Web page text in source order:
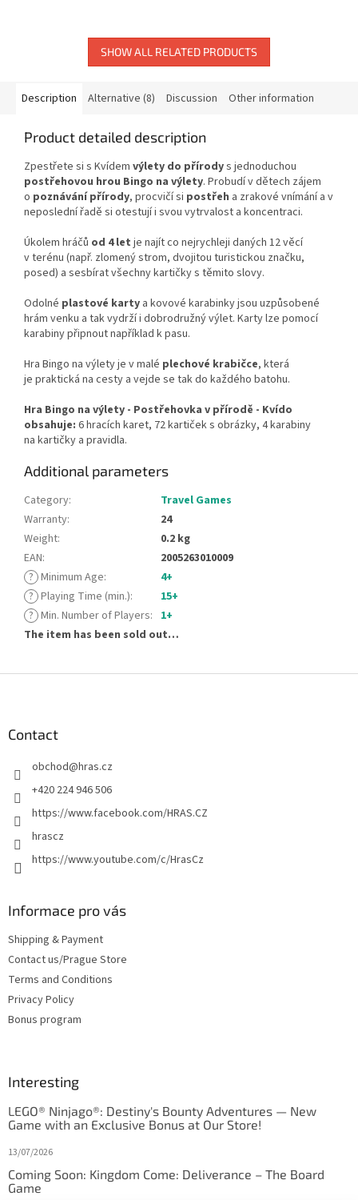
SHOW ALL RELATED PRODUCTS
Description Alternative (8) Discussion Other information
Product detailed description
Zpestřete si s Kvídem výlety do přírodys jednoduchou
postřehovou hrou Bingo na výlety. Probudí v dětech zájem
o poznávání přírody, procvičí si postřeh a zrakové vnímání a v
neposlední řadě si otestují i svou vytrvalost a koncentraci.
Úkolem hráčů od 4 let je najít co nejrychleji daných 12 věcí
v terénu (např. zlomený strom, dvojitou turistickou značku,
posed) a sesbírat všechny kartičky s těmito slovy.
Odolné plastové karty a kovové karabinky jsou uzpůsobené
hrám venku a tak vydrží i dobrodružný výlet. Karty lze pomocí
karabiny připnout například k pasu.
Hra Bingo na výlety je v malé plechové krabičce, která
je praktická na cesty a vejde se tak do každého batohu.
Hra Bingo na výlety - Postřehovka v přírodě - Kvído
obsahuje: 6 hracích karet, 72 kartiček s obrázky, 4 karabiny
na kartičky a pravidla.
Additional parameters
Category:
Travel Games
Warranty:
24
Weight:
0.2 kg
EAN:
2005263010009
? Minimum Age:
4+
? Playing Time (min.):
15+
? Min. Number of Players: 1+
The item has been sold out…
Contact
obchod@hras.cz
+420 224 946 506
https://www.facebook.com/HRAS.CZ
hrascz
https://www.youtube.com/c/HrasCz
Informace pro vás
Shipping & Payment
Contact us/Prague Store
Terms and Conditions
Privacy Policy
Bonus program
Interesting
LEGO® Ninjago®: Destiny's Bounty Adventures — New
Game with an Exclusive Bonus at Our Store!
13/07/2026
Coming Soon: Kingdom Come: Deliverance – The Board
Game